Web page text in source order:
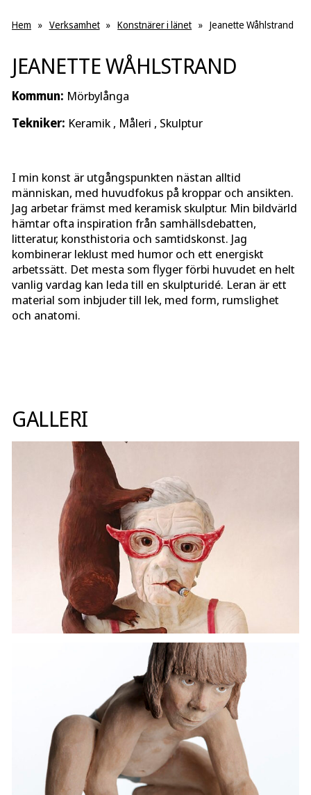
Hem » Verksamhet » Konstnärer i länet » Jeanette Wåhlstrand
JEANETTE WÅHLSTRAND
Kommun: Mörbylånga
Tekniker: Keramik , Måleri , Skulptur
I min konst är utgångspunkten nästan alltid
människan, med huvudfokus på kroppar och ansikten.
Jag arbetar främst med keramisk skulptur. Min bildvärld
hämtar ofta inspiration från samhällsdebatten,
litteratur, konsthistoria och samtidskonst. Jag
kombinerar leklust med humor och ett energiskt
arbetssätt. Det mesta som flyger förbi huvudet en helt
vanlig vardag kan leda till en skulpturidé. Leran är ett
material som inbjuder till lek, med form, rumslighet
och anatomi.
GALLERI